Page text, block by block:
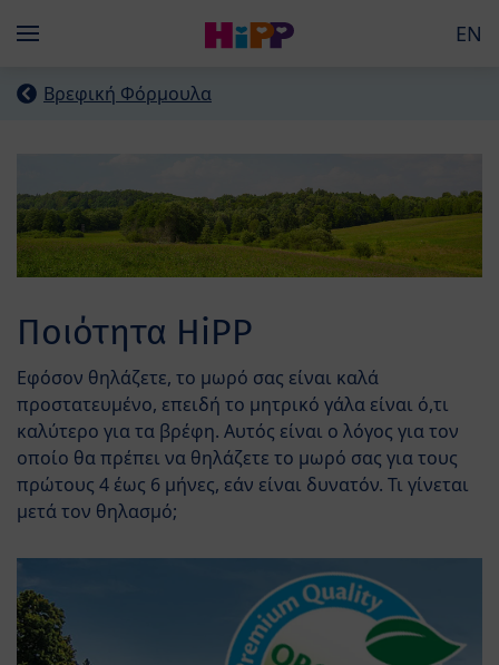
Menü EN
Βρεφική Φόρμουλα
Ποιότητα ΗiPP
Εφόσον θηλάζετε, το μωρό σας είναι καλά
προστατευμένο, επειδή το μητρικό γάλα είναι ό,τι
καλύτερο για τα βρέφη. Αυτός είναι ο λόγος για τον
οποίο θα πρέπει να θηλάζετε το μωρό σας για τους
πρώτους 4 έως 6 μήνες, εάν είναι δυνατόν. Τι γίνεται
μετά τον θηλασμό;